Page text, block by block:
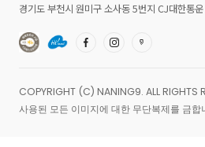
경기도 부천시 원미구 소사동 5번지 CJ대한통
COPYRIGHT (C) NANING9. ALL RIGHTS
사용된 모든 이미지에 대한 무단복제를 금합